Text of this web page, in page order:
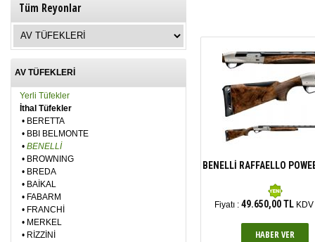
Tüm Reyonlar
AV TÜFEKLERİ
Yerli Tüfekler
İthal Tüfekler
• BERETTA
• BBI BELMONTE
• BENELLİ
• BROWNING
• BREDA
• BAİKAL
• FABARM
• FRANCHİ
• MERKEL
• RİZZİNİ
BENELLİ RAFFAELLO
Fiyatı : 49.650,00 TLKDV